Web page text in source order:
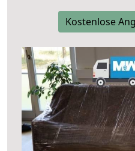
Kostenlose